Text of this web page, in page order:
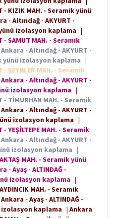
- KIZIK MAH. - Seramik yünü
- Altındağ - AKYURT -
izolasyon kaplama |
- SAMUT MAH. - Seramik
Ankara - Altındağ - AKYURT -
yünü izolasyon kaplama |
ŞEYHLER MAH. - Seramik
Ankara - Altındağ - AKYURT -
izolasyon kaplama |
- TİMURHAN MAH. - Seramik
Ankara - Altındağ - AKYURT -
izolasyon kaplama |
YEŞİLTEPE MAH. - Seramik
Ankara - Altındağ - AKYURT -
izolasyon kaplama |
MAH. - Seramik yünü
- Ayaş - ALTINDAĞ -
izolasyon kaplama |
MAH. - Seramik
Ankara - Ayaş - ALTINDAĞ -
izolasyon kaplama | Ankara